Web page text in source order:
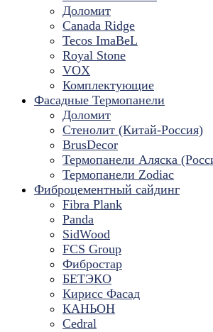
Доломит
Canada Ridge
Tecos ImaBeL
Royal Stone
VOX
Комплектующие
Фасадные Термопанели
Доломит
Стенолит (Китай-Россия)
BrusDecor
Термопанели Аляска
Термопанели Zodiac
Фиброцементный сайдинг
Fibra Plank
Panda
SidWood
FCS Group
Фибростар
БЕТЭКО
Кирисс Фасад
КАНЬОН
Cedral